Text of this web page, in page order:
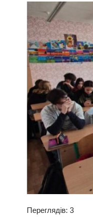
Переглядів: 3